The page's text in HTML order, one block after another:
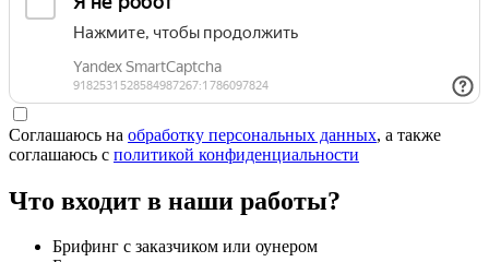
Соглашаюсь на обработку персональных данных, а также
соглашаюсь c политикой конфиденциальности
Что входит в наши работы?
Брифинг с заказчиком или оунером